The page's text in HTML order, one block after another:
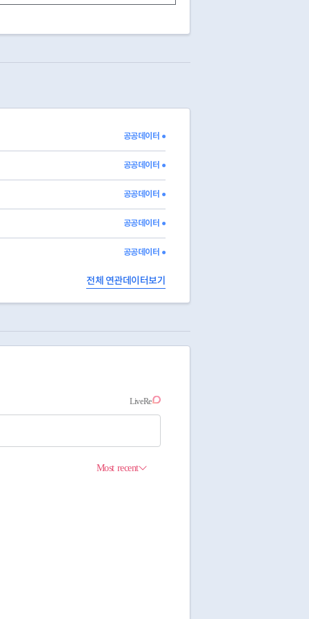
공공데이터 ●
공공데이터 ●
공공데이터 ●
공공데이터 ●
공공데이터 ●
전체 연관데이터보기